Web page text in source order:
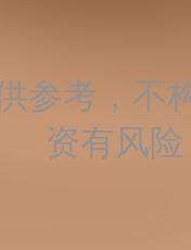
参考，不
资有风